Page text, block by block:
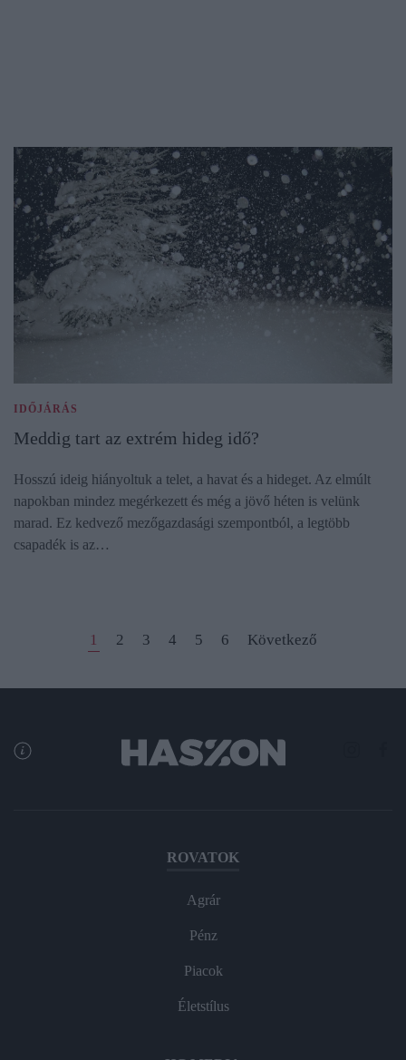
IDŐJÁRÁS
Meddig tart az extrém hideg idő?
Hosszú ideig hiányoltuk a telet, a havat és a hideget. Az elmúlt
napokban mindez megérkezett és még a jövő héten is velünk
marad. Ez kedvező mezőgazdasági szempontból, a legtöbb
csapadék is az…
1 2 3 4 5 6 Következő
ROVATOK
Agrár
Pénz
Piacok
Életstílus